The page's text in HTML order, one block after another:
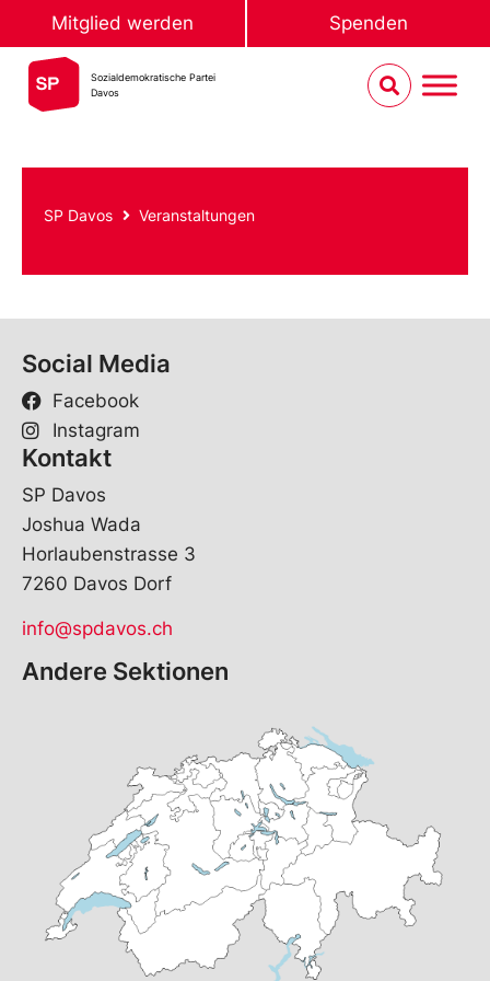
Mitglied werden Spenden
Sozialdemokratische Partei
Davos
SP Davos Veranstaltungen
Social Media
Facebook
Instagram
Kontakt
SP Davos
Joshua Wada
Horlaubenstrasse 3
7260 Davos Dorf
info@spdavos.ch
Andere Sektionen